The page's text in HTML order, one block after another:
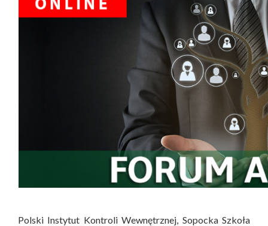
Polski Instytut Kontroli Wewnętrznej, Sopocka Szkoła